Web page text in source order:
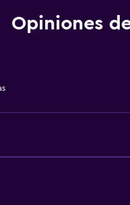
Opiniones